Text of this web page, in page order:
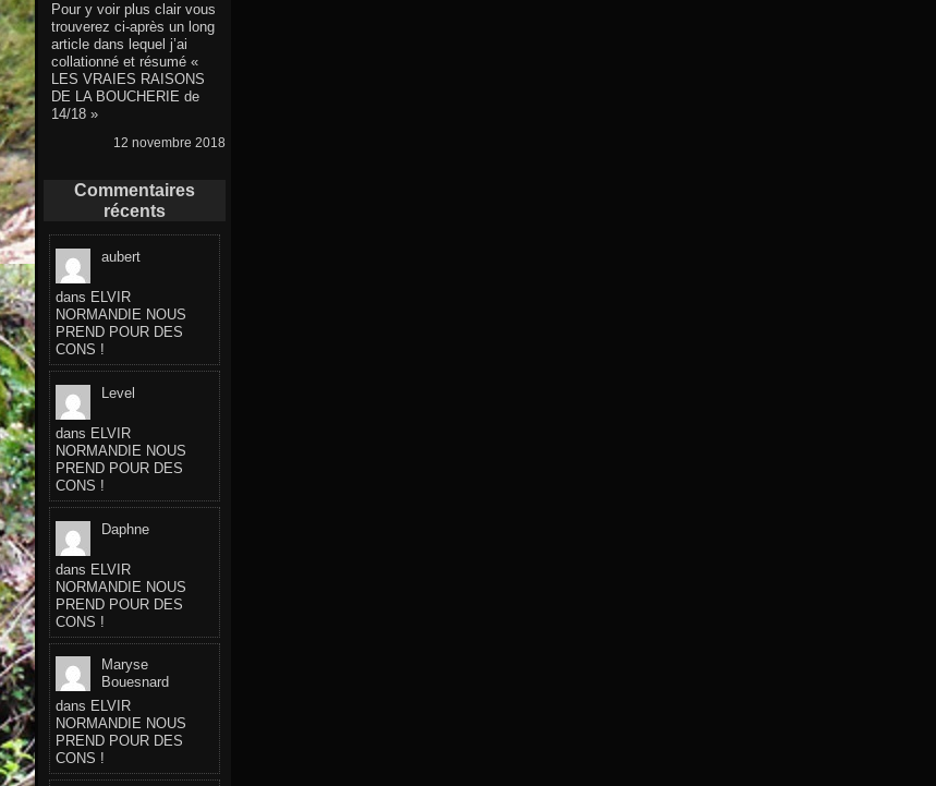
Pour y voir plus clair vous
trouverez ci-après un long
article dans lequel j’ai
collationné et résumé «
LES VRAIES RAISONS
DE LA BOUCHERIE de
14/18 »
12 novembre 2018
Commentaires
récents
aubert
dans ELVIR
NORMANDIE NOUS
PREND POUR DES
CONS !
Level
dans ELVIR
NORMANDIE NOUS
PREND POUR DES
CONS !
Daphne
dans ELVIR
NORMANDIE NOUS
PREND POUR DES
CONS !
Maryse
Bouesnard
dans ELVIR
NORMANDIE NOUS
PREND POUR DES
CONS !